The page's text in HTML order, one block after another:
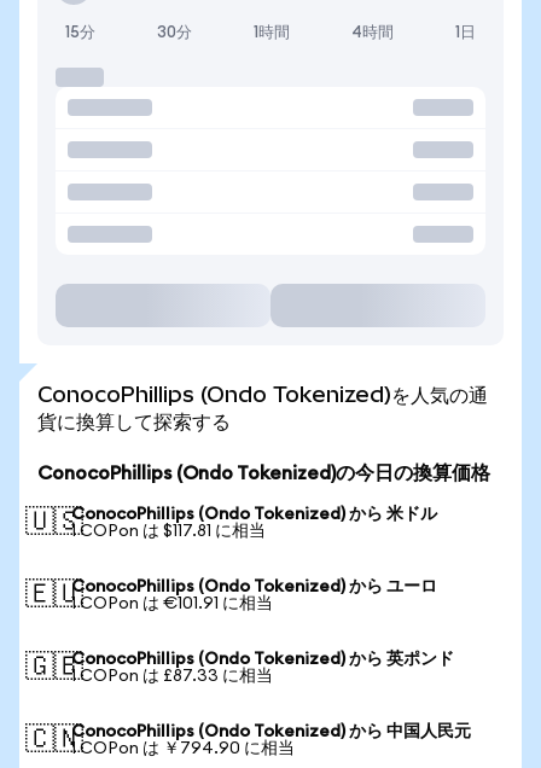
15分 30分 1時間 4時間 1日
ConocoPhillips (Ondo Tokenized)を人気の通
貨に換算して探索する
ConocoPhillips (Ondo Tokenized)の今日の換算価格
🇺🇸ConocoPhillips (Ondo Tokenized) から 米ドル
1 COPon は $117.81 に相当
🇪🇺ConocoPhillips (Ondo Tokenized) から ユーロ
1 COPon は €101.91 に相当
🇬🇧ConocoPhillips (Ondo Tokenized) から 英ポンド
1 COPon は £87.33 に相当
🇨🇳ConocoPhillips (Ondo Tokenized) から 中国人民元
1 COPon は ￥794.90 に相当